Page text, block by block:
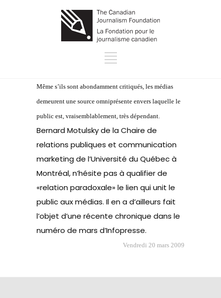
Même s’ils sont abondamment critiqués, les médias
demeurent une source omniprésente envers laquelle le
public est, vraisemblablement, très dépendant.
Bernard Motulsky de la Chaire de
relations publiques et communication
marketing de l’Université du Québec à
Montréal, n’hésite pas à qualifier de
«relation paradoxale» le lien qui unit le
public aux médias. Il en a d’ailleurs fait
l’objet d’une récente chronique dans le
numéro de mars d’Infopresse.
Vendredi 20 mars 2009